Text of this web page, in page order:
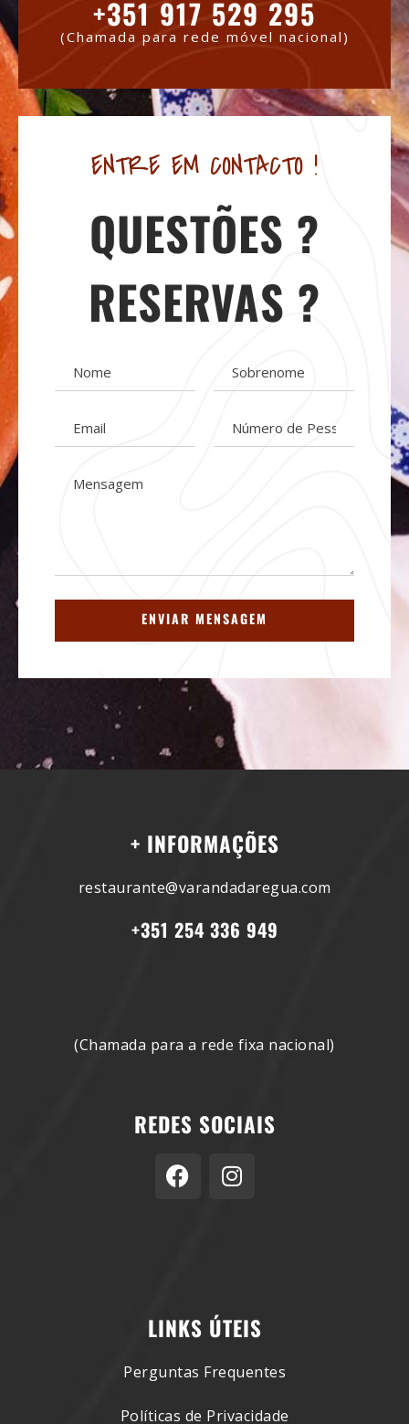
+351 917 529 295
(Chamada para rede móvel nacional)
ENTRE EM CONTACTO !
QUESTÕES ?
RESERVAS ?
+ INFORMAÇÕES
restaurante@varandadaregua.com
+351 254 336 949
(Chamada para a rede fixa nacional)
REDES SOCIAIS
LINKS ÚTEIS
Perguntas Frequentes
Políticas de Privacidade